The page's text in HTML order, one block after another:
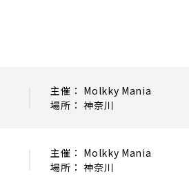
主催： Molkky Mania
場所： 神奈川
主催： Molkky Mania
場所： 神奈川